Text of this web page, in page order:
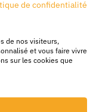
par un
côté, la
inviolable
de confidentialité
de nos visiteurs,
et vous faire vivre
sur les cookies que